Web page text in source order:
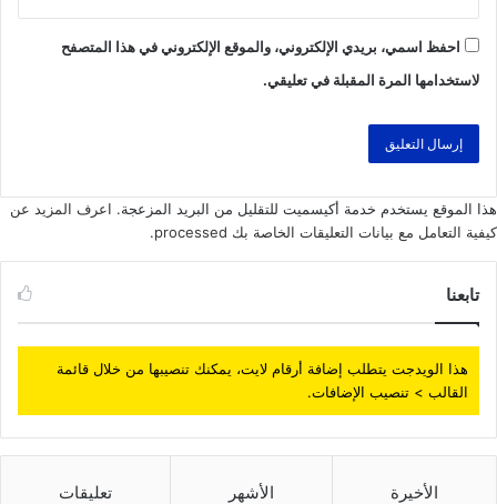
احفظ اسمي، بريدي الإلكتروني، والموقع الإلكتروني في هذا المتصفح
لاستخدامها المرة المقبلة في تعليقي.
هذا الموقع يستخدم خدمة أكيسميت للتقليل من البريد المزعجة. اعرف المزيد عن
كيفية التعامل مع بيانات التعليقات الخاصة بك processed
.
تابعنا
هذا الويدجت يتطلب إضافة أرقام لايت، يمكنك تنصيبها من خلال قائمة
القالب > تنصيب الإضافات.
الأخيرة الأشهر تعليقات